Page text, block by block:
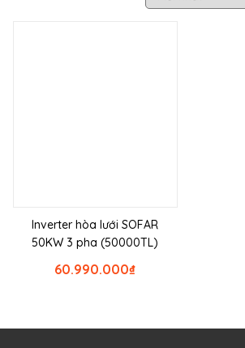
Inverter hòa lưới SOFAR
50KW 3 pha (50000TL)
₫
60.990.000